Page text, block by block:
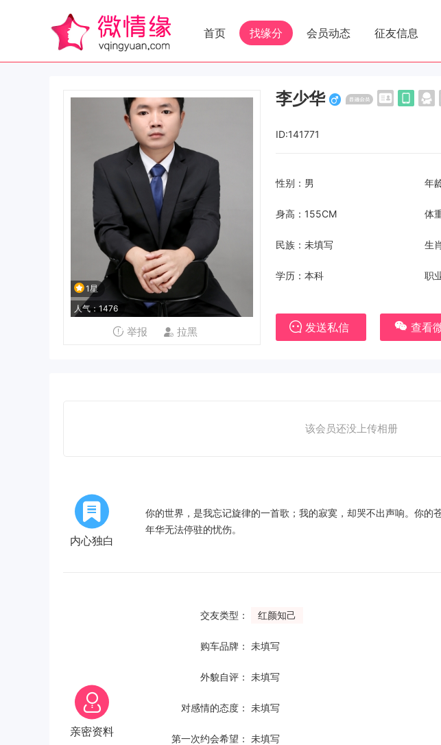
首页 找缘分 会员动态 征友信息
1星
人气：1476
举报 拉黑
李少华
ID:141771
性别：男 年
身高：155CM 体
民族：未填写 生
学历：本科 职
发送私信 查看
该会员还没上传相册
内心独白
你的世界，是我忘记旋律的一首歌；我的寂寞，却哭不出声响。你的
年华无法停驻的忧伤。
亲密资料
交友类型： 红颜知己
购车品牌： 未填写
外貌自评： 未填写
对感情的态度： 未填写
第一次约会希望： 未填写